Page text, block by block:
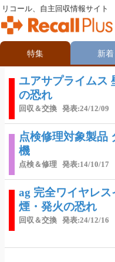
ユアサプライムス
の恐れ
回収＆交換 発表:24/12/09
点検修理対象製品
機
点検＆修理 発表:14/10/17
ag 完全ワイヤレ
煙・発火の恐れ
回収＆交換 発表:24/12/16
リコール、自主回収情報サイト
特集 新着